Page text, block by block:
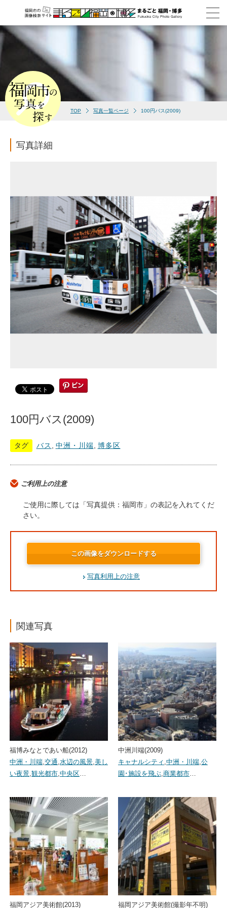
TOP 写真一覧ページ 100円バス(2009)
写真詳細
100円バス(2009)
タグ バス 中洲・川端 博多区
ご利用上の注意
ご使用に際しては「写真提供：福岡市」の表記を入れてくだ
さい。
この画像をダウンロードする
写真利用上の注意
関連写真
福博みなとであい船(2012)
中洲・川端,交通,水辺の風景,美し
い夜景,観光都市,中央区…
中洲川端(2009)
キャナルシティ ,中洲・川端,公
園･施設を飛ぶ,商業都市…
福岡アジア美術館(2013) 福岡アジア美術館(撮影年不明)